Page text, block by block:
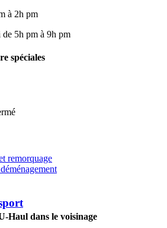
à 2h pm
5h pm à 9h pm
spéciales
remorquage
Haul dans le voisinage